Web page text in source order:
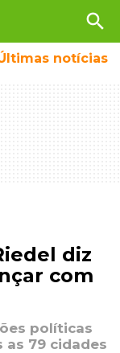
search
notícias
diz
com
políticas
as 79 cidades